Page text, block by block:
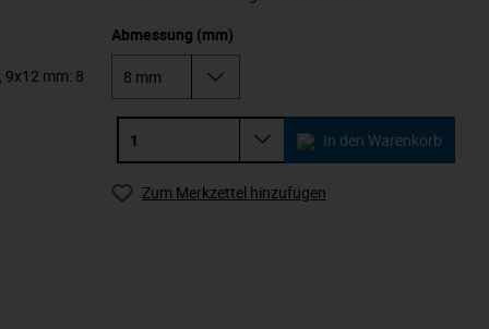
9x12 mm: 8
Abmessung (mm)
In den Warenkorb
Zum Merkzettel hinzufügen